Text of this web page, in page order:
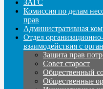
ЗАГС
Комиссия по делам
прав
Административная
Отдел
взаимодействия с
Защита прав
Совет старост
Общественный
Общественные